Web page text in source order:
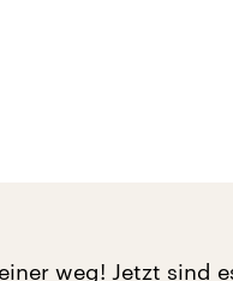
weg! Jetzt sind